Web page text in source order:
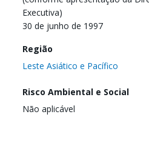
Executiva)
30 de junho de 1997
Região
Leste Asiático e Pacífico
Risco Ambiental e Social
Não aplicável